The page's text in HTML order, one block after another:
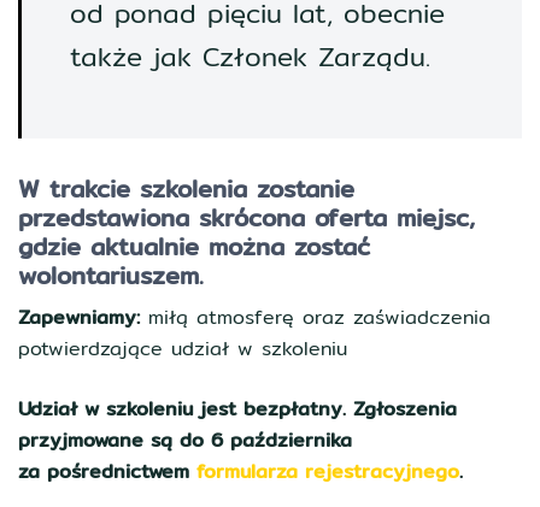
od ponad pięciu lat, obecnie
także jak Członek Zarządu.
W trakcie szkolenia zostanie
przedstawiona skrócona oferta miejsc,
gdzie aktualnie można zostać
wolontariuszem.
Zapewniamy:miłą atmosferę oraz zaświadczenia
potwierdzające udział w szkoleniu
Udział w szkoleniu jest bezpłatny. Zgłoszenia
przyjmowane są do 6 października
za pośrednictwem formularza rejestracyjnego.